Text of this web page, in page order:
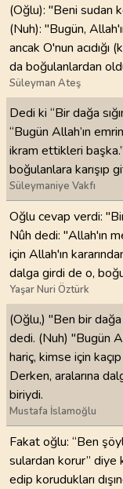
(Oğlu): "Beni sudan
(Nuh): "Bugün,
ancak O'nun
da boğulanlardan
Süleyman Ateş
Dedi ki “Bir dağa
“Bugün Allah’ın
ikram ettikleri
boğulanlara karışıp
Süleymaniye Vakfı
Oğlu cevap verdi:
Nûh dedi: "Allah'ın
için Allah'ın
dalga girdi de o,
Yaşar Nuri Öztürk
(Oğlu,) "Ben bir dağa
dedi. (Nuh) "Bugün
hariç, kimse için
Derken, aralarına
biriydi.
Mustafa İslamoğlu
Fakat oğlu: “Ben
sulardan korur” diye
edip korudukları